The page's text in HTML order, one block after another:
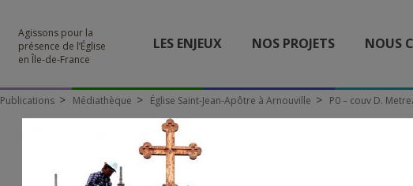
Agissons pour la
présence de l’Église
en Île-de-France
LES ENJEUX NOS PROJETS NOUS
Publications Médiathèque Église Saint-Jean-Apôtre à Arnouville P0 – couv D.
P0 – COUV D. METREAU -